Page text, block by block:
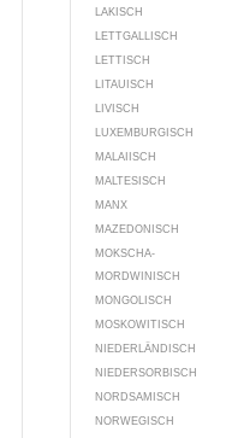
LAKISCH
LETTGALLISCH
LETTISCH
LITAUISCH
LIVISCH
LUXEMBURGISCH
MALAIISCH
MALTESISCH
MANX
MAZEDONISCH
MOKSCHA-
MORDWINISCH
MONGOLISCH
MOSKOWITISCH
NIEDERLÄNDISCH
NIEDERSORBISCH
NORDSAMISCH
NORWEGISCH